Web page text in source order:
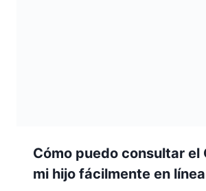
Cómo puedo consultar el
mi hijo fácilmente en línea